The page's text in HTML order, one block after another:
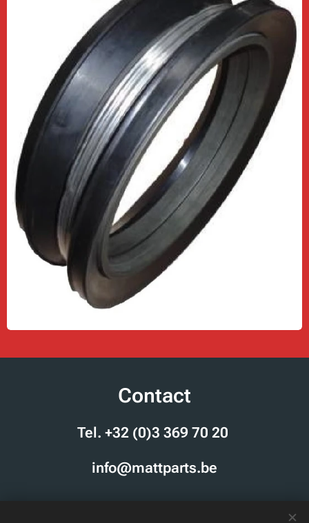
Contact
Tel. +32 (0)3 369 70 20
info@mattparts.be